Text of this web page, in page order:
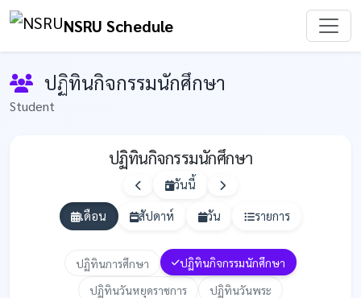
NSRU Schedule
ปฏิทินกิจกรรมนักศึกษา
Student
วันนี้
ปฏิทินกิจกรรมนักศึกษา
เดือน สัปดาห์ วัน รายการ
ปฏิทินการศึกษา
ปฏิทินกิจกรรมนักศึกษา
ปฏิทินวันหยุดราชการ
ปฏิทินวันพระ